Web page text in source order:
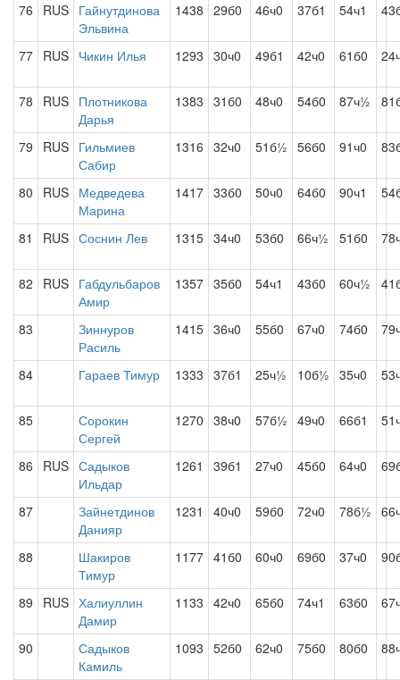
76 RUS Гайнутдинова
Эльвина
1438 29б0 46ч0 37б1 54ч1
77 RUS Чикин Илья 1293 30ч0 49б1 42ч0 61б0
78 RUS Плотникова
Дарья
1383 31б0 48ч0 54б0 87ч½
79 RUS Гильмиев
Сабир
1316 32ч0 51б½ 56б0 91ч0
80 RUS Медведева
Марина
1417 33б0 50ч0 64б0 90ч1
81 RUS Соснин Лев 1315 34ч0 53б0 66ч½ 51б0
82 RUS Габдульбаров
Амир
1357 35б0 54ч1 43б0 60ч½
83
Зиннуров
Расиль
1415 36ч0 55б0 67ч0 74б0
84 Гараев Тимур 1333 37б1 25ч½ 10б½ 35ч0
85
Сорокин
Сергей
1270 38ч0 57б½ 49ч0 66б1
86 RUS Садыков
Ильдар
1261 39б1 27ч0 45б0 64ч0
87
Зайнетдинов
Данияр
1231 40ч0 59б0 72ч0 78б½
88
Шакиров
Тимур
1177 41б0 60ч0 69б0 37ч0
89 RUS Халиуллин
Дамир
1133 42ч0 65б0 74ч1 63б0
90
Садыков
Камиль
1093 52б0 62ч0 75б0 80б0